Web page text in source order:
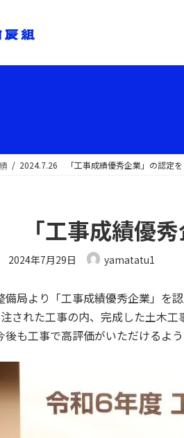
2024.7.26 「工事成績優秀企業」の認定を
工事成績優秀
2024年7月29日 yamatatu1
備局より「工事成績優秀企業」を
された工事の内、完成した土木
も工事で高評価がいただけるよ